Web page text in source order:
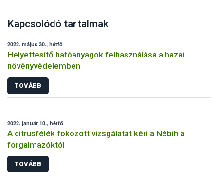
Kapcsolódó tartalmak
2022. május 30., hétfő
Helyettesítő hatóanyagok felhasználása a hazai
növényvédelemben
TOVÁBB
2022. január 10., hétfő
A citrusfélék fokozott vizsgálatát kéri a Nébih a
forgalmazóktól
TOVÁBB